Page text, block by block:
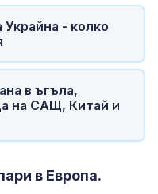
- колко
в ъгъла,
на САЩ, Китай и
в Европа.